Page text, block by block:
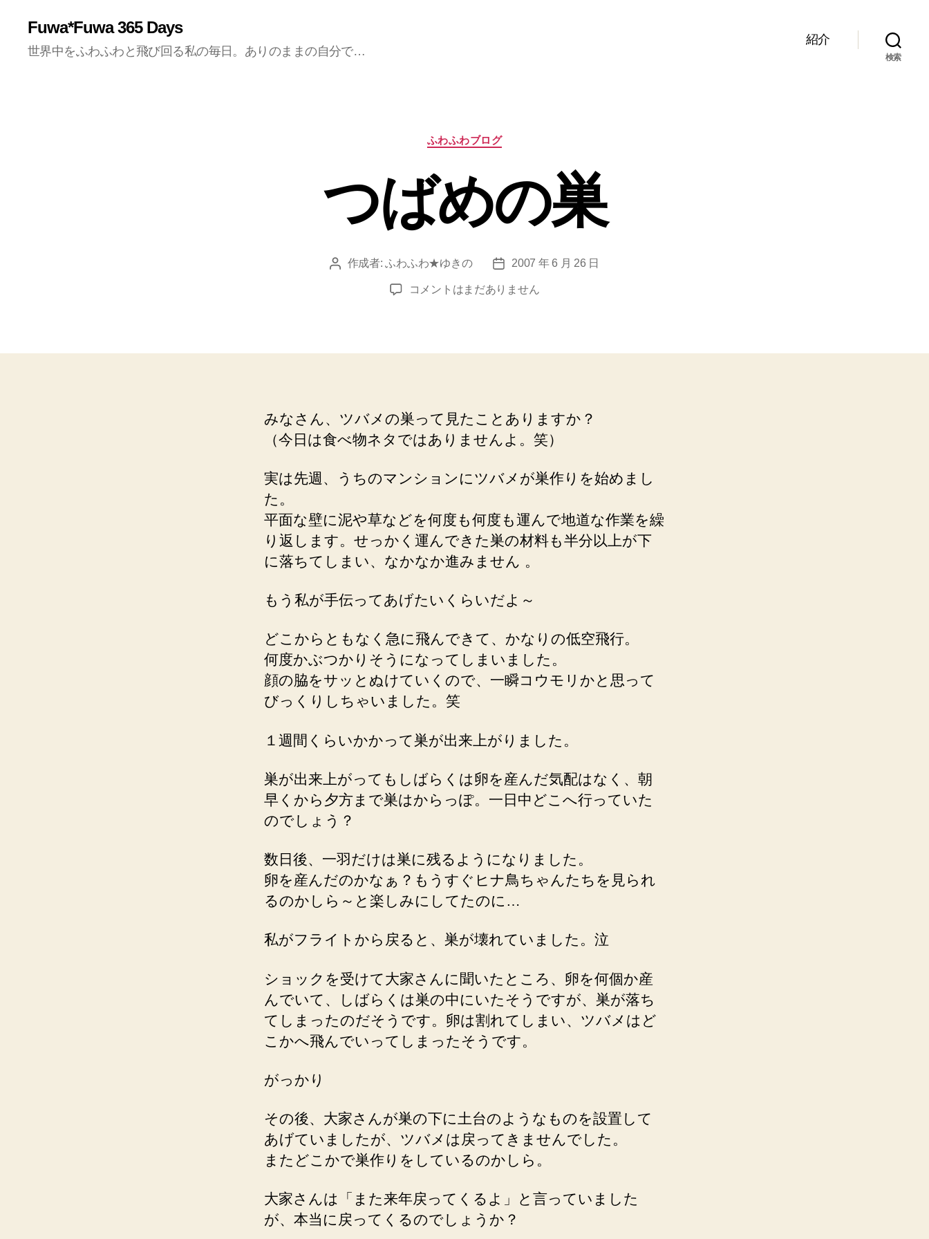
Fuwa*Fuwa 365 Days
世界中をふわふわと飛び回る私の毎日。ありのままの自分で…
紹介
検索
カ
テ
リ
ー
ふわふわブログ
つばめの巣
投 作成者:ふわふわ★ゆきの
投
日
2007 年 6 月 26 日
つ
巣
コメントはまだありません
みなさん、ツバメの巣って見たことありますか？
（今日は食べ物ネタではありませんよ。笑）
実は先週、うちのマンションにツバメが巣作りを始めまし
た。
平面な壁に泥や草などを何度も何度も運んで地道な作業を繰
り返します。せっかく運んできた巣の材料も半分以上が下
に落ちてしまい、なかなか進みません 。
もう私が手伝ってあげたいくらいだよ～
どこからともなく急に飛んできて、かなりの低空飛行。
何度かぶつかりそうになってしまいました。
顔の脇をサッとぬけていくので、一瞬コウモリかと思って
びっくりしちゃいました。笑
１週間くらいかかって巣が出来上がりました。
巣が出来上がってもしばらくは卵を産んだ気配はなく、朝
早くから夕方まで巣はからっぽ。一日中どこへ行っていた
のでしょう？
数日後、一羽だけは巣に残るようになりました。
卵を産んだのかなぁ？もうすぐヒナ鳥ちゃんたちを見られ
るのかしら～と楽しみにしてたのに…
私がフライトから戻ると、巣が壊れていました。泣
ショックを受けて大家さんに聞いたところ、卵を何個か産
んでいて、しばらくは巣の中にいたそうですが、巣が落ち
てしまったのだそうです。卵は割れてしまい、ツバメはど
こかへ飛んでいってしまったそうです。
がっかり
その後、大家さんが巣の下に土台のようなものを設置して
あげていましたが、ツバメは戻ってきませんでした。
またどこかで巣作りをしているのかしら。
大家さんは「また来年戻ってくるよ」と言っていました
が、本当に戻ってくるのでしょうか？